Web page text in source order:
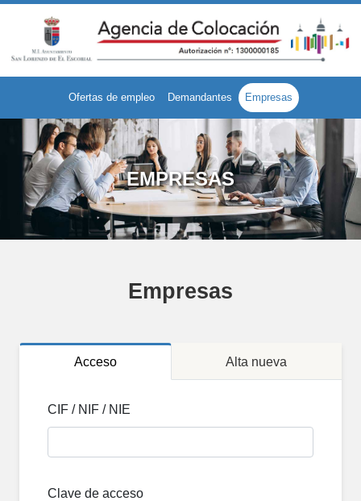
Ofertas de empleo Demandantes Empresas
EMPRESAS
Empresas
Acceso Alta nueva
CIF / NIF / NIE
Clave de acceso